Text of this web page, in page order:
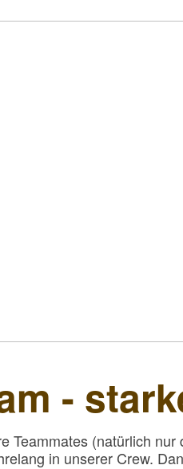
-
Teammates (natürlich
in unserer Crew.